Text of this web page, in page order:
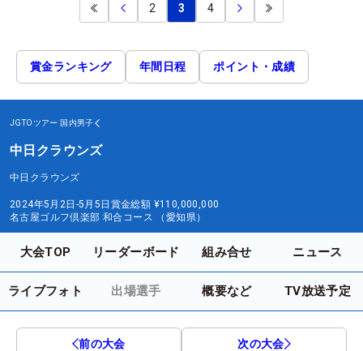
2 3 4
賞金ランキング 年間日程 ポイント・成績
JGTOツアー 国内男子
中日クラウンズ
中日クラウンズ
2024年5月2日-5月5日 賞金総額 ¥110,000,000
名古屋ゴルフ倶楽部 和合コース （愛知県）
大会TOP リーダーボード 組み合せ ニュース
ライブフォト 出場選手 概要など TV放送予定
前の大会 次の大会